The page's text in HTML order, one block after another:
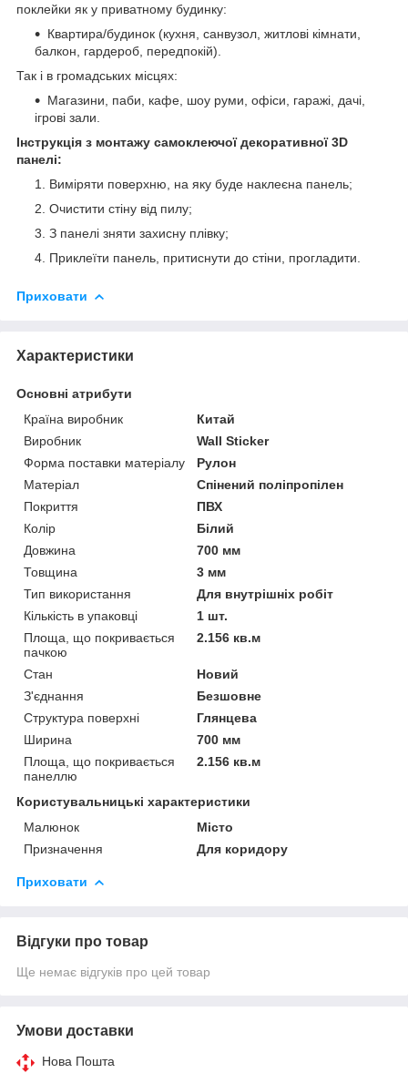
поклейки як у приватному будинку:
Квартира/будинок (кухня, санвузол, житлові кімнати,
балкон, гардероб, передпокій).
Так і в громадських місцях:
Магазини, паби, кафе, шоу руми, офіси, гаражі, дачі,
ігрові зали.
Інструкція з монтажу самоклеючої декоративної 3D
панелі:
Виміряти поверхню, на яку буде наклеєна панель;
Очистити стіну від пилу;
З панелі зняти захисну плівку;
Приклеїти панель, притиснути до стіни, прогладити.
Приховати
Характеристики
Основні атрибути
Країна виробник
Китай
Виробник
Wall Sticker
Форма поставки матеріалу
Рулон
Матеріал
Спінений поліпропілен
Покриття
ПВХ
Колір
Білий
Довжина
700 мм
Товщина
3 мм
Тип використання
Для внутрішніх робіт
Кількість в упаковці
1 шт.
Площа, що покривається
пачкою
2.156 кв.м
Стан
Новий
З'єднання
Безшовне
Структура поверхні
Глянцева
Ширина
700 мм
Площа, що покривається
панеллю
2.156 кв.м
Користувальницькі характеристики
Малюнок
Місто
Призначення
Для коридору
Приховати
Відгуки про товар
Ще немає відгуків про цей товар
Умови доставки
Нова Пошта